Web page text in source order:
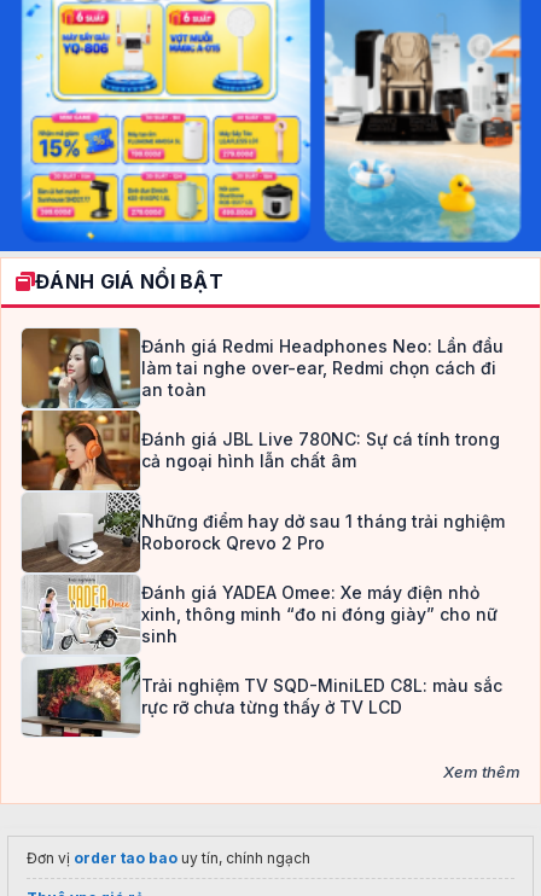
ĐÁNH GIÁ NỔI BẬT
Đánh giá Redmi Headphones Neo: Lần đầu
làm tai nghe over-ear, Redmi chọn cách đi
an toàn
Đánh giá JBL Live 780NC: Sự cá tính trong
cả ngoại hình lẫn chất âm
Những điểm hay dở sau 1 tháng trải nghiệm
Roborock Qrevo 2 Pro
Đánh giá YADEA Omee: Xe máy điện nhỏ
xinh, thông minh “đo ni đóng giày” cho nữ
sinh
Trải nghiệm TV SQD-MiniLED C8L: màu sắc
rực rỡ chưa từng thấy ở TV LCD
Xem thêm
Đơn vị order tao bao uy tín, chính ngạch